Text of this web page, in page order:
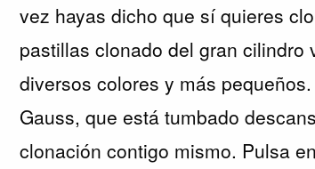
vez hayas dicho que sí quieres
pastillas clonado del gran
diversos colores y más
Gauss, que está tumbado
clonación contigo mismo. Pulsa